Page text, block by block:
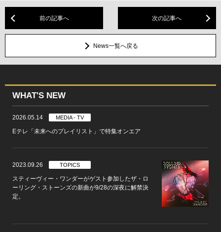
前の記事へ 次の記事へ
News一覧へ戻る
WHAT'S NEW
2026.05.14 MEDIA - TV
Eテレ「未来へのプレイリスト」で特集オンエア
2023.09.26 TOPICS
スティーヴィー・ワンダーがゲスト参加したザ・ロ
ーリング・ストーンズの新曲が9/28の深夜に解禁決
定。